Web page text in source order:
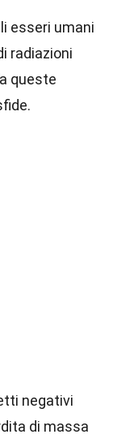
esseri umani
radiazioni
queste
negativi
di massa